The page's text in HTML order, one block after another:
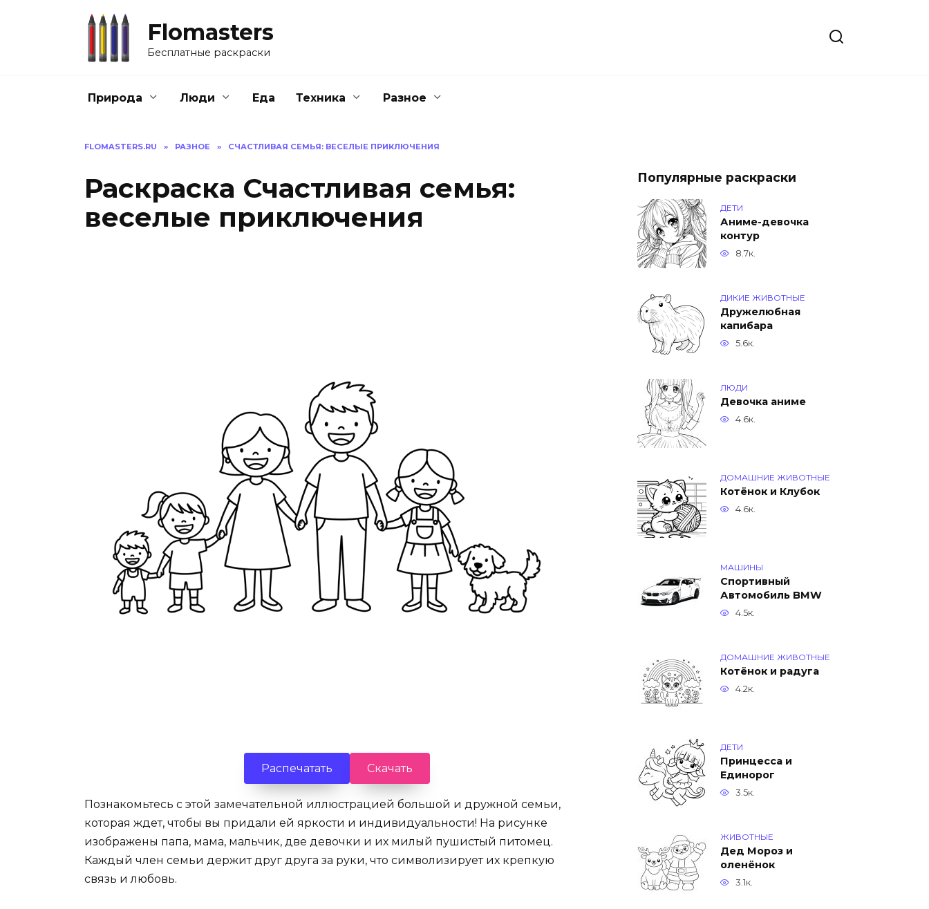
Flomasters
Бесплатные раскраски
Природа Люди Еда Техника Разное
FLOMASTERS.RU » РАЗНОЕ » СЧАСТЛИВАЯ СЕМЬЯ: ВЕСЕЛЫЕ ПРИКЛЮЧЕНИЯ
Раскраска Счастливая семья:
веселые приключения
Распечатать Скачать
Познакомьтесь с этой замечательной иллюстрацией большой и дружной семьи,
которая ждет, чтобы вы придали ей яркости и индивидуальности! На рисунке
изображены папа, мама, мальчик, две девочки и их милый пушистый питомец.
Каждый член семьи держит друг друга за руки, что символизирует их крепкую
связь и любовь.
Популярные раскраски
ДЕТИ
Аниме-девочка
контур
8.7к.
ДИКИЕ ЖИВОТНЫЕ
Дружелюбная
капибара
5.6к.
ЛЮДИ
Девочка аниме
4.6к.
ДОМАШНИЕ ЖИВОТНЫЕ
Котёнок и Клубок
4.6к.
МАШИНЫ
Спортивный
Автомобиль BMW
4.5к.
ДОМАШНИЕ ЖИВОТНЫЕ
Котёнок и радуга
4.2к.
ДЕТИ
Принцесса и
Единорог
3.5к.
ЖИВОТНЫЕ
Дед Мороз и
оленёнок
3.1к.